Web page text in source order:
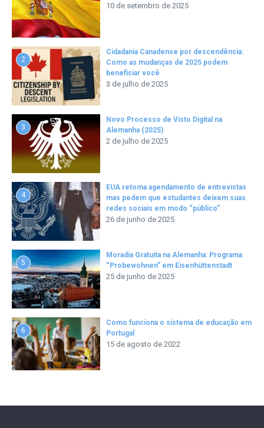
10 de setembro de 2025
2
Cidadania Canadense por descendência:
Como as mudanças de 2025 podem
beneficiar você
3 de julho de 2025
3
Novo Processo de Visto Digital na
Alemanha (2025)
2 de julho de 2025
4
EUA retoma agendamento de entrevistas
mas pedem que estudantes deixem suas
redes sociais em modo “público”
26 de junho de 2025
5
Moradia Gratuita na Alemanha: Programa
“Probewohnen” em Eisenhüttenstadt
25 de junho de 2025
6
Como funciona o sistema de educação em
Portugal
15 de agosto de 2022